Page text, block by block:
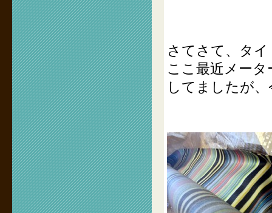
さてさて、タ
ここ最近メー
してましたが